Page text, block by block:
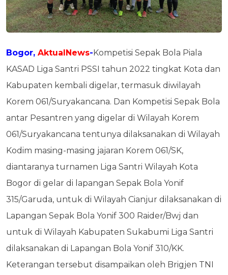
Bogor, AktualNews-Kompetisi Sepak Bola Piala
KASAD Liga Santri PSSI tahun 2022 tingkat Kota dan
Kabupaten kembali digelar, termasuk diwilayah
Korem 061/Suryakancana. Dan Kompetisi Sepak Bola
antar Pesantren yang digelar di Wilayah Korem
061/Suryakancana tentunya dilaksanakan di Wilayah
Kodim masing-masing jajaran Korem 061/SK,
diantaranya turnamen Liga Santri Wilayah Kota
Bogor di gelar di lapangan Sepak Bola Yonif
315/Garuda, untuk di Wilayah Cianjur dilaksanakan di
Lapangan Sepak Bola Yonif 300 Raider/Bwj dan
untuk di Wilayah Kabupaten Sukabumi Liga Santri
dilaksanakan di Lapangan Bola Yonif 310/KK.
Keterangan tersebut disampaikan oleh Brigjen TNI